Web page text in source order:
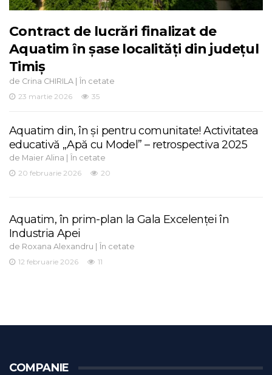
Contract de lucrări finalizat de
Aquatim în șase localități din județul
Timiș
de Crina CHIRILA | În cetate
23 martie 2026
35
Aquatim din, în și pentru comunitate! Activitatea
educativă „Apă cu Model” – retrospectiva 2025
de Maier Alina | În cetate
20 februarie 2026
20
Aquatim, în prim-plan la Gala Excelenței în
Industria Apei
de Roxana Alexandru | În cetate
12 februarie 2026
11
COMPANIE